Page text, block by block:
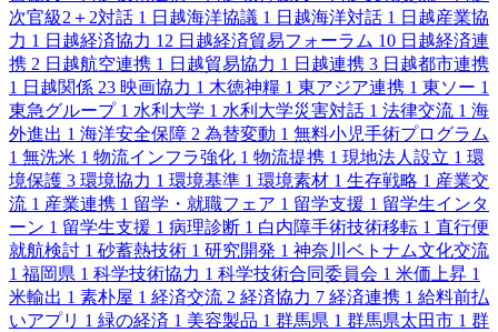
次官級2＋2対話 1 日越海洋協議 1 日越海洋対話 1 日越産業協
力 1 日越経済協力 12 日越経済貿易フォーラム 10 日越経済連
携 2 日越航空連携 1 日越貿易協力 1 日越連携 3 日越都市連携
1 日越関係 23 映画協力 1 木徳神糧 1 東アジア連携 1 東ソー 1
東急グループ 1 水利大学 1 水利大学災害対話 1 法律交流 1 海
外進出 1 海洋安全保障 2 為替変動 1 無料小児手術プログラム
1 無洗米 1 物流インフラ強化 1 物流提携 1 現地法人設立 1 環
境保護 3 環境協力 1 環境基準 1 環境素材 1 生存戦略 1 産業交
流 1 産業連携 1 留学・就職フェア 1 留学支援 1 留学生インタ
ーン 1 留学生支援 1 病理診断 1 白内障手術技術移転 1 直行便
就航検討 1 砂蓄熱技術 1 研究開発 1 神奈川ベトナム文化交流
1 福岡県 1 科学技術協力 1 科学技術合同委員会 1 米価上昇 1
米輸出 1 素朴屋 1 経済交流 2 経済協力 7 経済連携 1 給料前払
いアプリ 1 緑の経済 1 美容製品 1 群馬県 1 群馬県太田市 1 群